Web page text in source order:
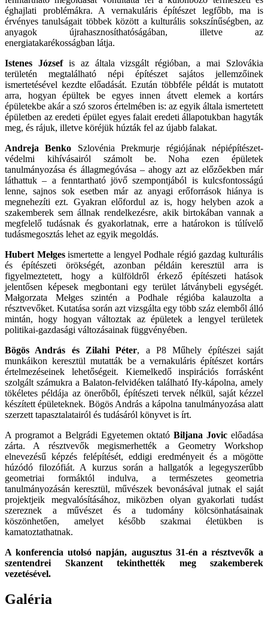
éghajlati problémákra. A vernakuláris építészet legfőbb, ma is
érvényes tanulságait többek között a kulturális sokszínűségben, az
anyagok újrahasznosíthatóságában, illetve az
energiatakarékosságban látja.
Istenes Józsefis az általa vizsgált régióban, a mai Szlovákia
területén megtalálható népi építészet sajátos jellemzőinek
ismertetésével kezdte előadását. Ezután többféle példát is mutatott
arra, hogyan épültek be egyes innen átvett elemek a kortárs
épületekbe akár a szó szoros értelmében is: az egyik általa ismertetett
épületben az eredeti épület egyes falait eredeti állapotukban hagyták
meg, és rájuk, illetve köréjük húzták fel az újabb falakat.
Andreja Benko Szlovénia Prekmurje régiójának népiépítészet-
védelmi kihívásairól számolt be. Noha ezen épületek
tanulmányozása és állagmegóvása – ahogy azt az előzőekben már
láthattuk – a fenntartható jövő szempontjából is kulcsfontosságú
lenne, sajnos sok esetben már az anyagi erőforrások hiánya is
megnehezíti ezt. Gyakran előfordul az is, hogy helyben azok a
szakemberek sem állnak rendelkezésre, akik birtokában vannak a
megfelelő tudásnak és gyakorlatnak, erre a határokon is túlívelő
tudásmegosztás lehet az egyik megoldás.
Hubert Mełgesismertette a lengyel Podhale régió gazdag kulturális
és építészeti örökségét, azonban példáin keresztül arra is
figyelmeztetett, hogy a külföldről érkező építészeti hatások
jelentősen képesek megbontani egy terület látványbeli egységét.
Małgorzata Mełges szintén a Podhale régióba kalauzolta a
résztvevőket. Kutatása során azt vizsgálta egy több száz elemből álló
mintán, hogy hogyan változtak az épületek a lengyel területek
politikai-gazdasági változásainak függvényében.
Bögös András és Zilahi Péter, a P8 Műhely építészei saját
munkáikon keresztül mutatták be a vernakuláris építészet kortárs
értelmezéseinek lehetőségeit. Kiemelkedő inspirációs forrásként
szolgált számukra a Balaton-felvidéken található Ify-kápolna, amely
tökéletes példája az önerőből, építészeti tervek nélkül, saját kézzel
készített épületeknek. Bögös András a kápolna tanulmányozása alatt
szerzett tapasztalatairól és tudásáról könyvet is írt.
A programot a Belgrádi Egyetemen oktatóBiljana Jovic előadása
zárta. A résztvevők megismerhették a Geometry Workshop
elnevezésű képzés felépítését, eddigi eredményeit és a mögötte
húzódó filozófiát. A kurzus során a hallgatók a legegyszerűbb
geometriai formáktól indulva, a természetes geometria
tanulmányozásán keresztül, művészek bevonásával jutnak el saját
projektjeik megvalósításához, miközben olyan gyakorlati tudást
szereznek a művészet és a tudomány kölcsönhatásainak
köszönhetően, amelyet később szakmai életükben is
kamatoztathatnak.
A konferencia utolsó napján, augusztus 31-én a résztvevők a
szentendrei Skanzent tekinthették meg szakemberek
vezetésével.
Galéria